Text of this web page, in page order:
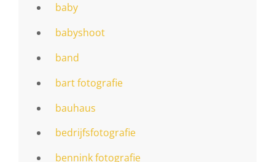
baby
babyshoot
band
bart fotografie
bauhaus
bedrijfsfotografie
bennink fotografie